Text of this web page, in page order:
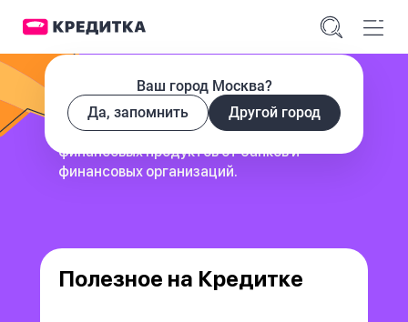
Ваш город Москва?
Да, запомнить
Другой город
сервис для поиска и сравнения
финансовых продуктовот банков и
финансовых организаций.
Полезное на Кредитке